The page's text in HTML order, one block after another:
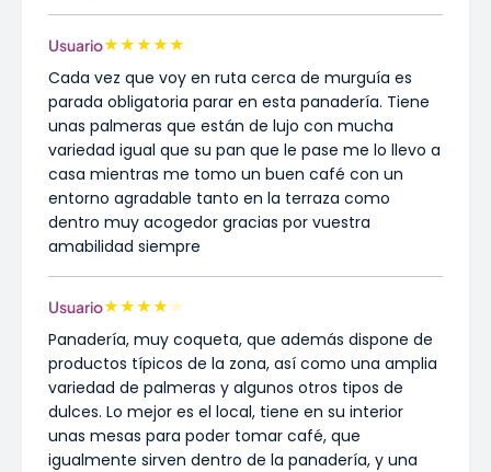
Usuario★★★★★
Cada vez que voy en ruta cerca de murguía es
parada obligatoria parar en esta panadería. Tiene
unas palmeras que están de lujo con mucha
variedad igual que su pan que le pase me lo llevo a
casa mientras me tomo un buen café con un
entorno agradable tanto en la terraza como
dentro muy acogedor gracias por vuestra
amabilidad siempre
Usuario★★★★ ★
Panadería, muy coqueta, que además dispone de
productos típicos de la zona, así como una amplia
variedad de palmeras y algunos otros tipos de
dulces. Lo mejor es el local, tiene en su interior
unas mesas para poder tomar café, que
igualmente sirven dentro de la panadería, y una